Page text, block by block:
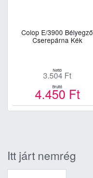
Colop E/3900 Bélyegző
Cserepárna Kék
Nettó
3.504 Ft
Bruttó
4.450 Ft
Itt járt nemrég